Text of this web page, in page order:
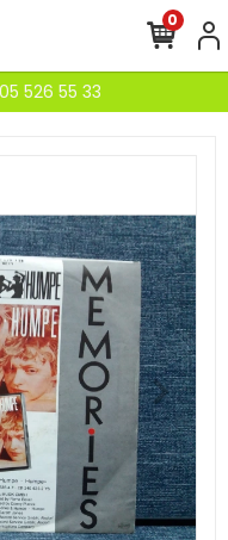
526 55 33
0